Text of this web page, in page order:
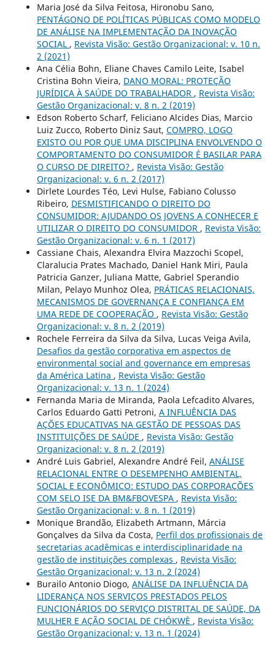
Maria José da Silva Feitosa, Hironobu Sano,
PENTÁGONO DE POLÍTICAS PÚBLICAS COMO MODELO
DE ANÁLISE NA IMPLEMENTAÇÃO DA INOVAÇÃO
SOCIAL , Revista Visão: Gestão Organizacional: v. 10 n.
2 (2021)
Ana Célia Bohn, Eliane Chaves Camilo Leite, Isabel
Cristina Bohn Vieira, DANO MORAL: PROTEÇÃO
JURÍDICA À SAÚDE DO TRABALHADOR , Revista Visão:
Gestão Organizacional: v. 8 n. 2 (2019)
Edson Roberto Scharf, Feliciano Alcides Dias, Marcio
Luiz Zucco, Roberto Diniz Saut, COMPRO, LOGO
EXISTO OU POR QUE UMA DISCIPLINA ENVOLVENDO O
COMPORTAMENTO DO CONSUMIDOR É BASILAR PARA
O CURSO DE DIREITO? , Revista Visão: Gestão
Organizacional: v. 6 n. 2 (2017)
Dirlete Lourdes Téo, Levi Hulse, Fabiano Colusso
Ribeiro, DESMISTIFICANDO O DIREITO DO
CONSUMIDOR: AJUDANDO OS JOVENS A CONHECER E
UTILIZAR O DIREITO DO CONSUMIDOR , Revista Visão:
Gestão Organizacional: v. 6 n. 1 (2017)
Cassiane Chais, Alexandra Elvira Mazzochi Scopel,
Claralucia Prates Machado, Daniel Hank Miri, Paula
Patricia Ganzer, Juliana Matte, Gabriel Sperandio
Milan, Pelayo Munhoz Olea, PRÁTICAS RELACIONAIS,
MECANISMOS DE GOVERNANÇA E CONFIANÇA EM
UMA REDE DE COOPERAÇÃO , Revista Visão: Gestão
Organizacional: v. 8 n. 2 (2019)
Rochele Ferreira da Silva da Silva, Lucas Veiga Avila,
Desafios da gestão corporativa em aspectos de
environmental social and governance em empresas
da América Latina , Revista Visão: Gestão
Organizacional: v. 13 n. 1 (2024)
Fernanda Maria de Miranda, Paola Lefcadito Alvares,
Carlos Eduardo Gatti Petroni, A INFLUÊNCIA DAS
AÇÕES EDUCATIVAS NA GESTÃO DE PESSOAS DAS
INSTITUIÇÕES DE SAÚDE , Revista Visão: Gestão
Organizacional: v. 8 n. 2 (2019)
André Luis Gabriel, Alexandre André Feil, ANÁLISE
RELACIONAL ENTRE O DESEMPENHO AMBIENTAL,
SOCIAL E ECONÔMICO: ESTUDO DAS CORPORAÇÕES
COM SELO ISE DA BM&FBOVESPA , Revista Visão:
Gestão Organizacional: v. 8 n. 1 (2019)
Monique Brandão, Elizabeth Artmann, Márcia
Gonçalves da Silva da Costa, Perfil dos profissionais de
secretarias acadêmicas e interdisciplinaridade na
gestão de instituições complexas , Revista Visão:
Gestão Organizacional: v. 13 n. 2 (2024)
Burailo Antonio Diogo, ANÁLISE DA INFLUÊNCIA DA
LIDERANÇA NOS SERVIÇOS PRESTADOS PELOS
FUNCIONÁRIOS DO SERVIÇO DISTRITAL DE SAÚDE, DA
MULHER E AÇÃO SOCIAL DE CHÓKWÈ , Revista Visão:
Gestão Organizacional: v. 13 n. 1 (2024)